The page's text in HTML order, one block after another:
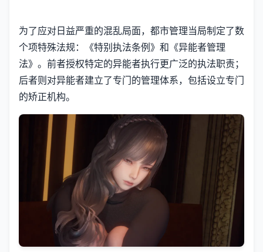
为了应对日益严重的混乱局面，都市管理当局制定了数
个项特殊法规：《特别执法条例》和《异能者管理
法》。前者授权特定的异能者执行更广泛的执法职责；
后者则对异能者建立了专门的管理体系，包括设立专门
的矫正机构。